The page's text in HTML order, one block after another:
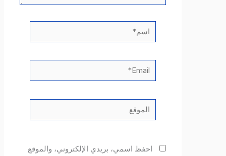
احفظ اسمي، بريدي الإلكتروني، والموقع